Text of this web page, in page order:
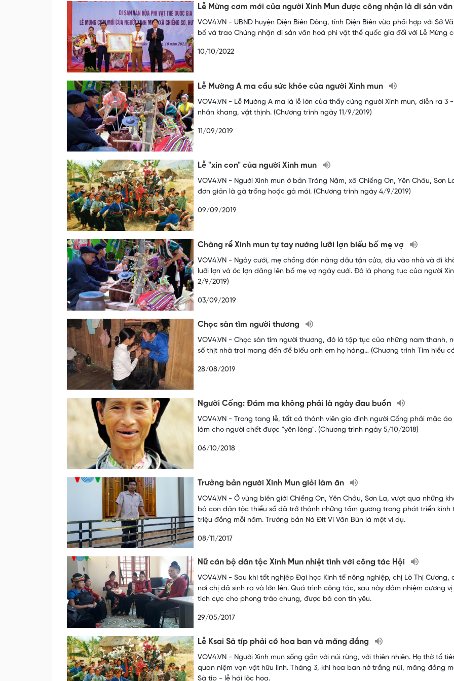
Lễ Mừng cơm mới của người Xinh Mun được công nhận là di sản
VOV4.VN - UBND huyện Điện Biên Đông, tỉnh Điện Biên vừa phối hợp với Sở
bố và trao Chứng nhận di sản văn hoá phi vật thể quốc gia đối với Lễ Mừng
10/10/2022
Lễ Mường A ma cầu sức khỏe của người Xinh mun
VOV4.VN - Lễ Mường A ma là lễ lớn của thầy cúng người Xinh mun, diễn ra
nhân khang, vật thịnh. (Chương trình ngày 11/9/2019)
11/09/2019
Lễ "xin con" của người Xinh mun
VOV4.VN - Người Xinh mun ở bản Tràng Nặm, xã Chiềng On, Yên Châu, Sơn
đơn giản là gà trống hoặc gà mái. (Chương trình ngày 4/9/2019)
09/09/2019
Chàng rể Xinh mun tự tay nướng lưỡi lợn biếu bố mẹ vợ
VOV4.VN - Ngày cưới, mẹ chồng đón nàng dâu tận cửa, dìu vào nhà và đi
lưỡi lợn và óc lợn dâng lên bố mẹ vợ ngày cưới. Đó là phong tục của người
2/9/2019)
03/09/2019
Chọc sàn tìm người thương
VOV4.VN - Chọc sàn tìm người thương, đó là tập tục của những nam thanh,
số thịt nhà trai mang đến để biếu anh em họ hàng… (Chương trình Tìm hiểu
28/08/2019
Người Cống: Đám ma không phải là ngày đau buồn
VOV4.VN - Trong tang lễ, tất cả thành viên gia đình người Cống phải mặc
làm cho người chết được "yên lòng". (Chương trình ngày 5/10/2018)
06/10/2018
Trưởng bản người Xinh Mun giỏi làm ăn
VOV4.VN - Ở vùng biên giới Chiềng On, Yên Châu, Sơn La, vượt qua những
bà con dân tộc thiểu số đã trở thành những tấm gương trong phát triển
triệu đồng mỗi năm. Trưởng bản Nà Đít Vì Văn Bùn là một ví dụ.
08/11/2017
Nữ cán bộ dân tộc Xinh Mun nhiệt tình với công tác Hội
VOV4.VN - Sau khi tốt nghịêp Đại học Kinh tế nông nghiệp, chị Lò Thị
nơi chị đã sinh ra và lớn lên. Quá trình công tác, sau này đảm nhiệm cương
tích cực cho phong trào chung, được bà con tin yêu.
29/05/2017
Lễ Ksai Sà típ phải có hoa ban và măng đắng
VOV4.VN - Người Xinh mun sống gắn với núi rừng, với thiên nhiên. Họ thờ tổ
quan niệm vạn vật hữu linh. Tháng 3, khi hoa ban nở trắng núi, măng đắng
Sà típ - lễ hái lộc hoa.